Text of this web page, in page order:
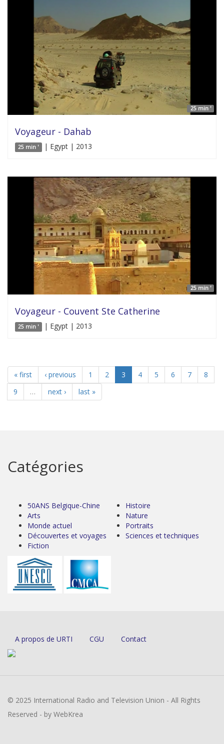
25 min '
Voyageur - Dahab
25 min ' | Egypt | 2013
25 min '
Voyageur - Couvent Ste Catherine
25 min ' | Egypt | 2013
« first ‹ previous 1 2 3 4 5 6 7
8
9
… next › last »
Catégories
50ANS Belgique-Chine
Arts
Monde actuel
Découvertes et voyages
Fiction
Histoire
Nature
Portraits
Sciences et techniques
A propos de URTI CGU Contact
© 2025 International Radio and Television Union - All Rights
Reserved - by WebKrea